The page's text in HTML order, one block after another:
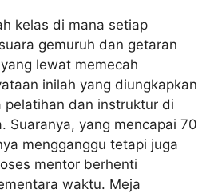
kelas di mana setiap
gemuruh dan getaran
lewat memecah
inilah yang diungkapkan
pelatihan dan instruktur di
Suaranya, yang mencapai 70
mengganggu tetapi juga
mentor berhenti
waktu. Meja